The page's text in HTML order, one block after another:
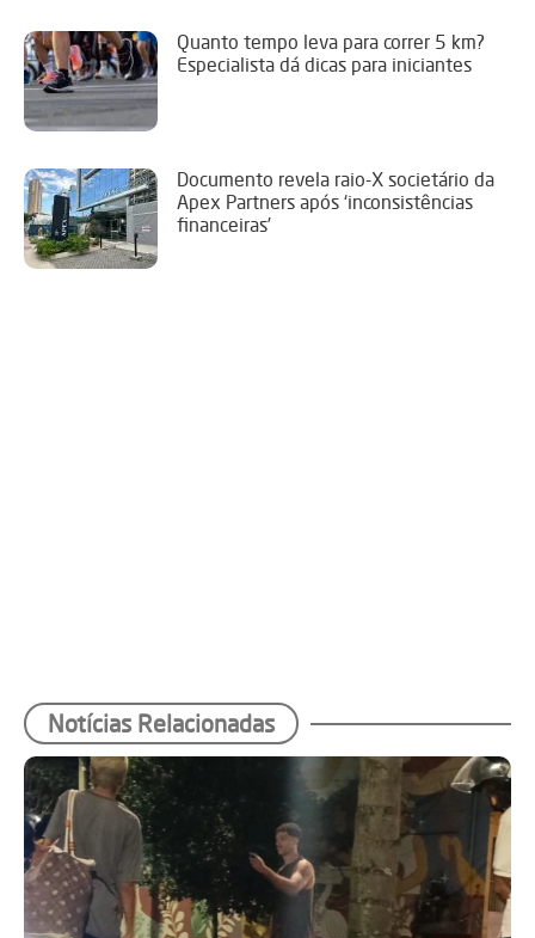
Quanto tempo leva para correr 5 km?
Especialista dá dicas para iniciantes
Documento revela raio-X societário da
Apex Partners após ‘inconsistências
financeiras’
Notícias Relacionadas